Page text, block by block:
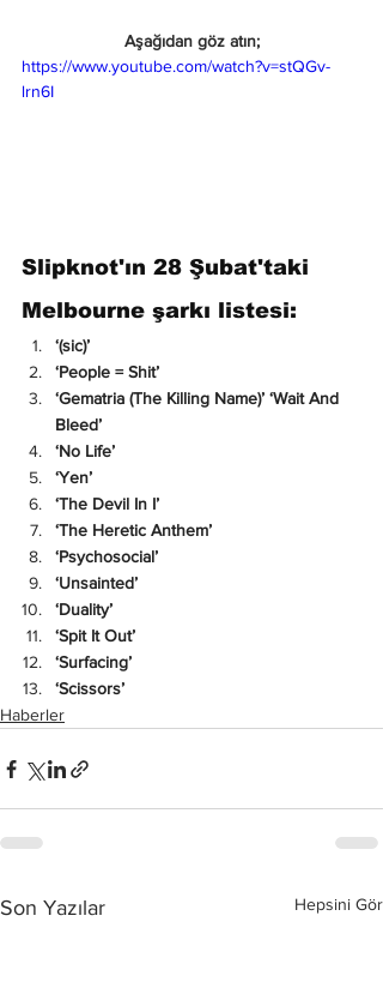
Aşağıdan göz atın;
https://www.youtube.com/watch?v=stQGv-
lrn6I
Slipknot'ın 28 Şubat'taki
Melbourne şarkı listesi:
‘(sic)’
‘People = Shit’
‘Gematria (The Killing Name)’ ‘Wait And
Bleed’
‘No Life’
‘Yen’
‘The Devil In I’
‘The Heretic Anthem’
‘Psychosocial’
‘Unsainted’
‘Duality’
‘Spit It Out’
‘Surfacing’
‘Scissors’
Haberler
Son Yazılar Hepsini Gör